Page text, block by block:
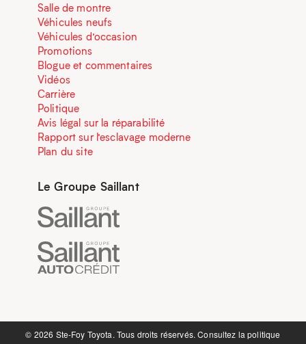
Salle de montre
Véhicules neufs
Véhicules d’occasion
Promotions
Blogue et commentaires
Vidéos
Carrière
Politique
Avis légal sur la réparabilité
Rapport sur l’esclavage moderne
Plan du site
Le Groupe Saillant
©️ 2026 Ste-Foy Toyota. Tous droits réservés. Consultez lapolitique